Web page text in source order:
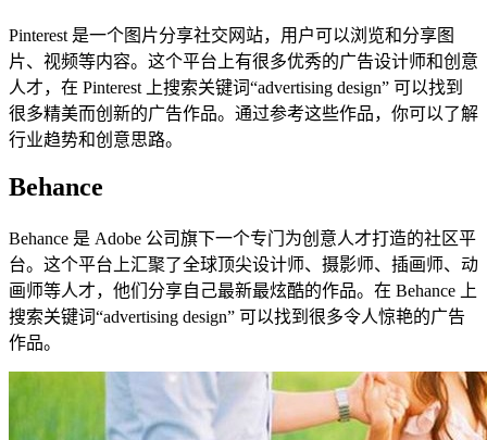
Pinterest 是一个图片分享社交网站，用户可以浏览和分享图
片、视频等内容。这个平台上有很多优秀的广告设计师和创意
人才，在 Pinterest 上搜索关键词“advertising design” 可以找到
很多精美而创新的广告作品。通过参考这些作品，你可以了解
行业趋势和创意思路。
Behance
Behance 是 Adobe 公司旗下一个专门为创意人才打造的社区平
台。这个平台上汇聚了全球顶尖设计师、摄影师、插画师、动
画师等人才，他们分享自己最新最炫酷的作品。在 Behance 上
搜索关键词“advertising design” 可以找到很多令人惊艳的广告
作品。